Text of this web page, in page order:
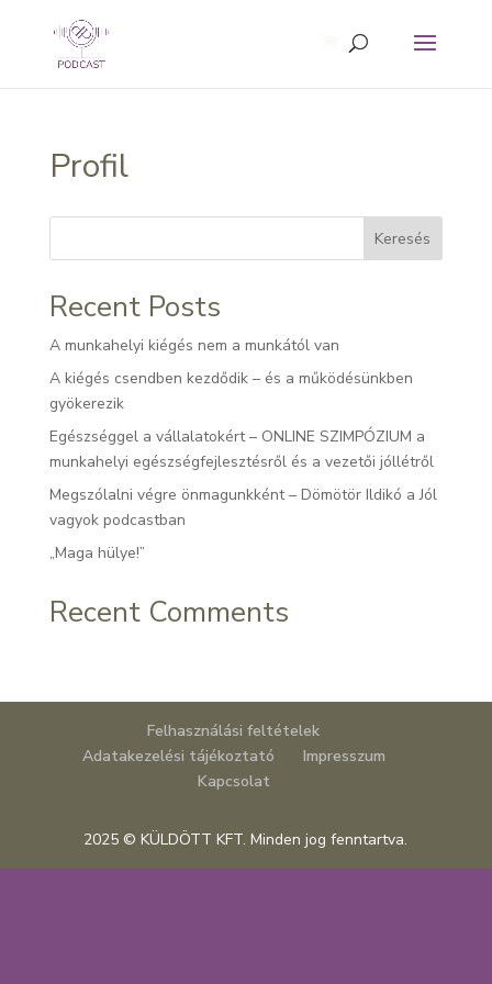
Profil
Keresés
Recent Posts
A munkahelyi kiégés nem a munkától van
A kiégés csendben kezdődik – és a működésünkben
gyökerezik
Egészséggel a vállalatokért – ONLINE SZIMPÓZIUM a
munkahelyi egészségfejlesztésről és a vezetői jóllétről
Megszólalni végre önmagunkként – Dömötör Ildikó a Jól
vagyok podcastban
„Maga hülye!”
Recent Comments
Felhasználási feltételek
Adatakezelési tájékoztató
Impresszum
Kapcsolat
2025 © KÜLDÖTT KFT. Minden jog fenntartva.